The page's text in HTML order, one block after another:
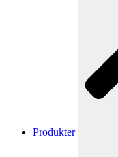
Produkter